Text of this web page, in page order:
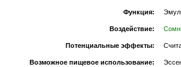
Функция:
Воздействие:
Потенциальные эффекты:
Возможное пищевое использование: